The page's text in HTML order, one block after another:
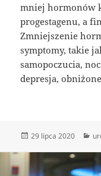
mniej hormonów
progestagenu, a
Zmniejszenie
symptomy, takie
samopoczucia,
depresja,
Data
29 lipca 2020